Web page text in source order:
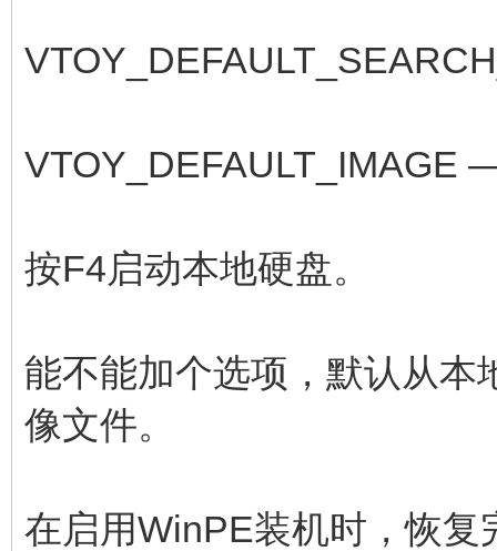
VTOY_DEFAULT_IMAGE
按F4启动本地硬盘。
能不能加个选项，默认从本
像文件。
在启用WinPE装机时，恢